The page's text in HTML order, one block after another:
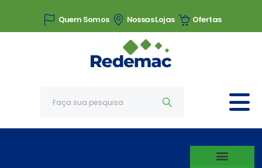
Quem Somos Nossas Lojas Ofertas